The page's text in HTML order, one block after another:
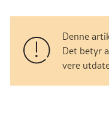
Denne
Det betyr
vere